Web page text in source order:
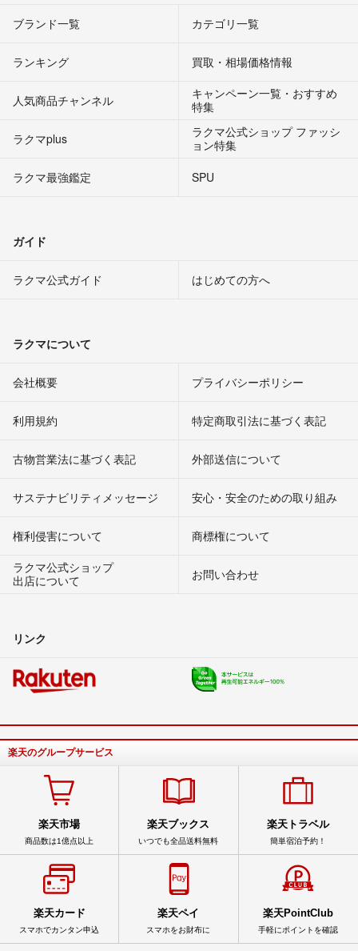
ブランド一覧 カテゴリ一覧
ランキング 買取・相場価格情報
人気商品チャンネル
キャンペーン一覧・おすすめ
特集
ラクマplus
ラクマ公式ショップ ファッシ
ョン特集
ラクマ最強鑑定
SPU
ガイド
ラクマ公式ガイド はじめての方へ
ラクマについて
会社概要 プライバシーポリシー
利用規約 特定商取引法に基づく表記
古物営業法に基づく表記 外部送信について
サステナビリティメッセージ 安心・安全のための取り組み
権利侵害について
商標権について
ラクマ公式ショップ
出店について
お問い合わせ
リンク
楽天のグループサービス
楽天市場
商品数は1億点以上
楽天ブックス
いつでも全品送料無料
楽天トラベル
簡単宿泊予約！
楽天カード
スマホでカンタン申込
楽天ペイ
スマホをお財布に
楽天PointClub
手軽にポイントを確認